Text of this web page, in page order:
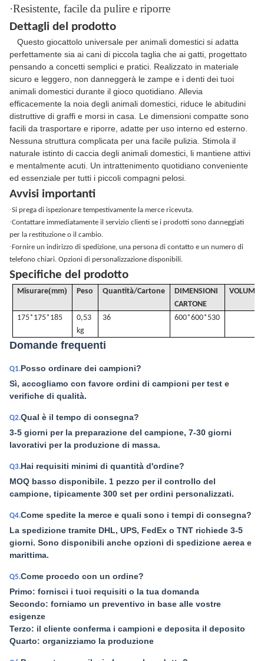
·Resistente, facile da pulire e riporre
Dettagli del prodotto
Questo giocattolo universale per animali domestici si adatta
perfettamente sia ai cani di piccola taglia che ai gatti, progettato
pensando a concetti semplici e pratici. Realizzato in materiale
sicuro e leggero, non danneggerà le zampe e i denti dei tuoi
animali domestici durante il gioco quotidiano. Allevia
efficacemente la noia degli animali domestici, riduce le abitudini
distruttive di graffi e morsi in casa. Le dimensioni compatte sono
facili da trasportare e riporre, adatte per uso interno ed esterno.
Nessuna struttura complicata per una facile pulizia. Stimola il
naturale istinto di caccia degli animali domestici, li mantiene attivi
e mentalmente acuti. Un intrattenimento quotidiano conveniente
ed essenziale per tutti i piccoli compagni pelosi.
Avvisi importanti
·Si prega di ispezionare tempestivamente la merce ricevuta.
·Contattare immediatamente il servizio clienti se i prodotti sono danneggiati
per la restituzione o il cambio.
·Fornire un indirizzo di spedizione, una persona di contatto e un numero di
telefono chiari. Opzioni di personalizzazione disponibili.
Specifiche del prodotto
Misurare(mm) Peso Quantità/Cartone
DIMENSIONI
CARTONE
VOLUME
175*175*185
0,53
kg
36 600*600*530
Domande frequenti
Q1.Posso ordinare dei campioni?
Sì, accogliamo con favore ordini di campioni per test e
verifiche di qualità.
Q2.Qual è il tempo di consegna?
3-5 giorni per la preparazione del campione, 7-30 giorni
lavorativi per la produzione di massa.
Q3.Hai requisiti minimi di quantità d'ordine?
MOQ basso disponibile. 1 pezzo per il controllo del
campione, tipicamente 300 set per ordini personalizzati.
Q4.Come spedite la merce e quali sono i tempi di consegna?
La spedizione tramite DHL, UPS, FedEx o TNT richiede 3-5
giorni. Sono disponibili anche opzioni di spedizione aerea e
marittima.
Q5.Come procedo con un ordine?
Primo: fornisci i tuoi requisiti o la tua domanda
Secondo: forniamo un preventivo in base alle vostre
esigenze
Terzo: il cliente conferma i campioni e deposita il deposito
Quarto: organizziamo la produzione